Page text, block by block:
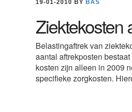
19-01-2010 BY BAS
Ziektekosten
Belastingaftrek van
aantal aftrekposten
kosten zijn alleen in 2009
specifieke zorgkosten.